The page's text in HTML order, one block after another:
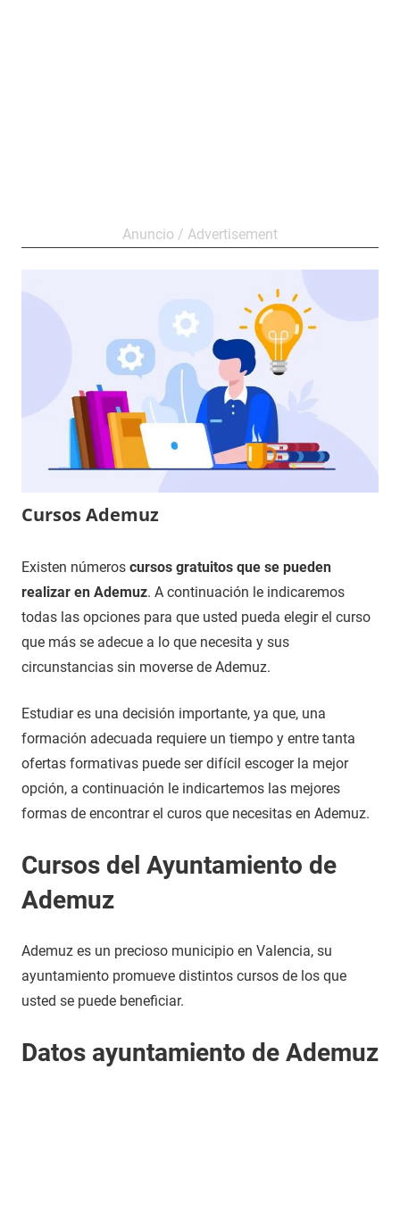
Cursos Ademuz
12
de
noviembre
2020
Maria
Cursos
en
Valencia
Existen números cursos gratuitos que se pueden
realizar en Ademuz. A continuación le indicaremos
todas las opciones para que usted pueda elegir el curso
que más se adecue a lo que necesita y sus
circunstancias sin moverse de Ademuz.
Estudiar es una decisión importante, ya que, una
formación adecuada requiere un tiempo y entre tanta
ofertas formativas puede ser difícil escoger la mejor
opción, a continuación le indicartemos las mejores
formas de encontrar el curos que necesitas en Ademuz.
Cursos del Ayuntamiento de
Ademuz
Ademuz es un precioso municipio en Valencia, su
ayuntamiento promueve distintos cursos de los que
usted se puede beneficiar.
Datos ayuntamiento de Ademuz